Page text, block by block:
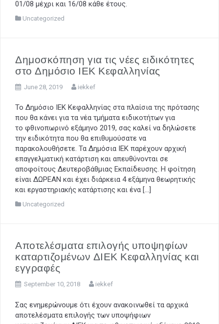
01/08 μέχρι και 16/08 κάθε έτους.
Uncategorized
Δημοσκόπηση για τις νέες ειδικότητες
στο Δημόσιο ΙΕΚ Κεφαλληνίας
June 28, 2019 iekkef
Το Δημόσιο ΙΕΚ Κεφαλληνίας στα πλαίσια της πρότασης
που θα κάνει για τα νέα τμήματα ειδικοτήτων για
το φθινοπωρινό εξάμηνο 2019, σας καλεί να δηλώσετε
την ειδικότητα που θα επιθυμούσατε να
παρακολουθήσετε. Τα Δημόσια ΙΕΚ παρέχουν αρχική
επαγγελματική κατάρτιση και απευθύνονται σε
αποφοίτους Δευτεροβάθμιας Εκπαίδευσης. Η φοίτηση
είναι ΔΩΡΕΑΝ και έχει διάρκεια 4 εξάμηνα θεωρητικής
και εργαστηριακής κατάρτισης και ένα […]
Uncategorized
Αποτελέσματα επιλογής υποψηφίων
καταρτιζομένων ΔΙΕΚ Κεφαλληνίας και
εγγραφές
September 10, 2018 iekkef
Σας ενημερώνουμε ότι έχουν ανακοινωθεί τα αρχικά
αποτελέσματα επιλογής των υποψήφιων